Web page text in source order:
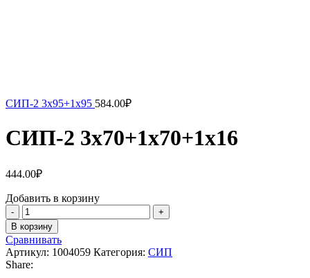
СИП-2 3х95+1х95 584.00₽
СИП-2 3х70+1х70+1х16
444.00₽
Добавить в корзину
В корзину
Сравнивать
Артикул: 1004059 Категория: СИП
Share: